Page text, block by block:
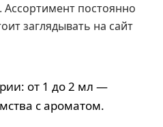
Ассортимент постоянно
заглядывать на сайт
от 1 до 2 мл —
с ароматом.